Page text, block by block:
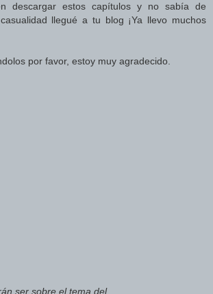
descargar estos capítulos y no sabía de
llegué a tu blog ¡Ya llevo muchos
por favor, estoy muy agradecido.
ser sobre el tema del